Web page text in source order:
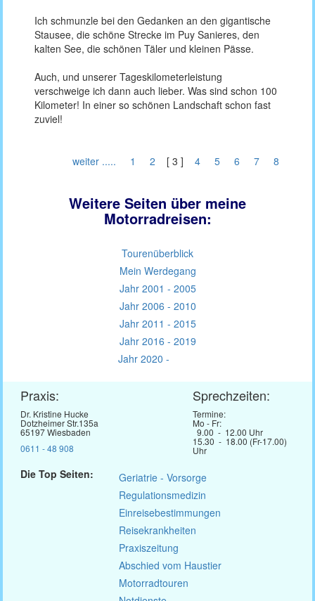
Ich schmunzle bei den Gedanken an den gigantische
Stausee, die schöne Strecke im Puy Sanieres, den
kalten See, die schönen Täler und kleinen Pässe.
Auch, und unserer Tageskilometerleistung
verschweige ich dann auch lieber. Was sind schon 100
Kilometer! In einer so schönen Landschaft schon fast
zuviel!
weiter ..... 1 2 [ 3 ] 4 5 6 7 8
Weitere Seiten über meine
Motorradreisen:
Tourenüberblick
Mein Werdegang
Jahr 2001 - 2005
Jahr 2006 - 2010
Jahr 2011 - 2015
Jahr 2016 - 2019
Jahr 2020 -
Praxis:
Dr. Kristine Hucke
Dotzheimer Str.135a
65197 Wiesbaden
0611 - 48 908
Sprechzeiten:
Termine:
Mo - Fr:
9.00 - 12.00 Uhr
15.30 - 18.00 (Fr-17.00)
Uhr
Die Top Seiten:
Geriatrie - Vorsorge
Regulationsmedizin
Einreisebestimmungen
Reisekrankheiten
Praxiszeitung
Abschied vom Haustier
Motorradtouren